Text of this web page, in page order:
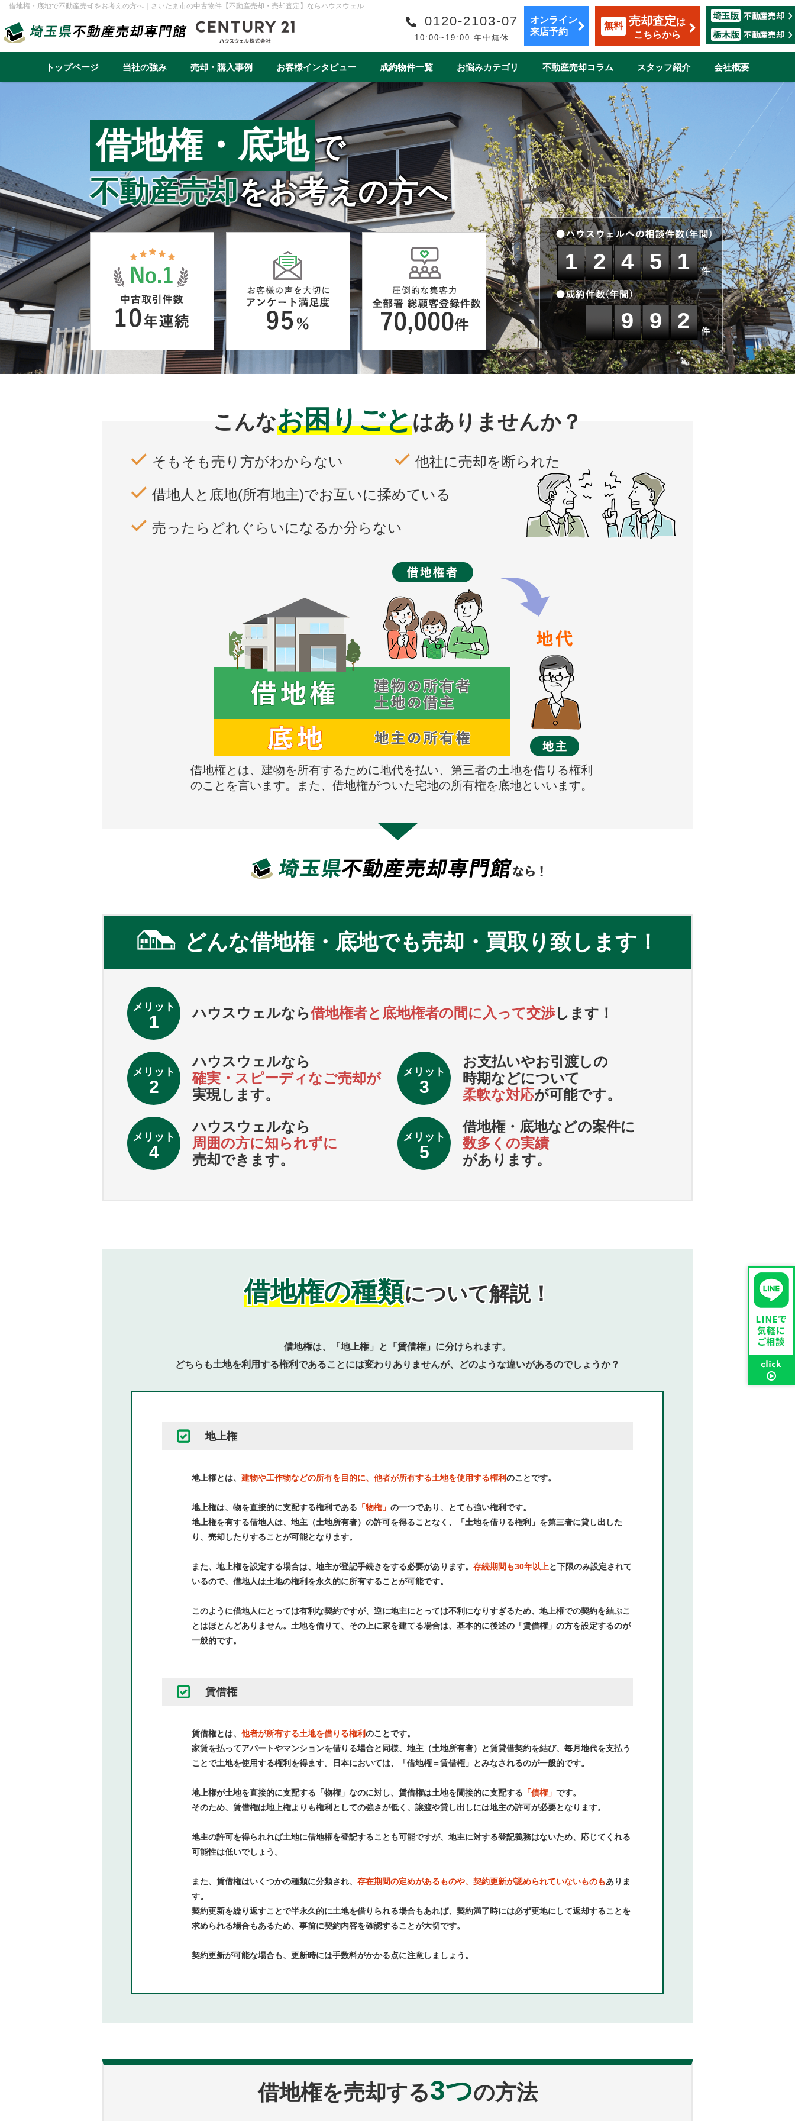
0120-2103-07
10:00~19:00 年中無休
オンライン
来店予約
無料 売却査定は
こちらから
借地権・底地で不動産売却をお考えの方へ｜さいたま市の中古物件【不動産売却・売却査定】ならハウスウェル
トップページ 当社の強み
実績と高い集客力 早く高く売るための売却戦略 ワンストップサービス 安心の買取保障制度 売却後も安心のサポート
売却・購入事例
不動産購入事例一覧
マンション 土地 一棟アパート 一棟マンション テラスハウス
さいたま市 川越市 越谷市 上尾市 戸田市 春日部市 白岡市 蓮田市 伊奈町 三郷市 吉川市
草加市 ふじみ野市 桶川市 朝霞市 志木市 鴻巣市 所沢市 新座市
杉戸町 八潮市 和光市 所沢市 狭山市
栃木県 鹿沼市
お客様インタビュー 成約物件一覧 お悩みカテゴリ
再建築不可 リースバック リフォーム 借地・底地 相続 離婚 空き家 割賦販売 転勤（マンション）
転勤（戸建て） 介護・老後資金 任意売却 1year1coin（ワンイヤーワンコイン） 老後の暮らしをデザイン
不動産売却コラム スタッフ紹介
スタッフ紹介一覧 スタッフインタビュー一覧
会社概要
借地権・底地で
不動産売却をお考えの方へ
12451
992
こんなお困りごとはありませんか？
そもそも売り方がわからない 他社に売却を断られた
借地人と底地(所有地主)でお互いに揉めている
売ったらどれぐらいになるか分らない
借地権とは、建物を所有するために地代を払い、第三者の土地を借りる権利
のことを言います。また、借地権がついた宅地の所有権を底地といいます。
どんな借地権・底地でも売却・買取り致します！
メリット
1 ハウスウェルなら借地権者と底地権者の間に入って交渉します！
メリット
2
ハウスウェルなら
確実・スピーディなご売却が
実現します。
メリット
3
お支払いやお引渡しの
時期などについて
柔軟な対応が可能です。
メリット
4
ハウスウェルなら
周囲の方に知られずに
売却できます。
メリット
5
借地権・底地などの案件に
数多くの実績
があります。
借地権の種類について解説！
借地権は、「地上権」と「賃借権」に分けられます。
どちらも土地を利用する権利であることには変わりありませんが、どのような違いがあるのでしょうか？
地上権
地上権とは、 建物や工作物などの所有を目的に、他者が所有する土地を使用する権利のことです。
地上権は、物を直接的に支配する権利である 「物権」 の一つであり、とても強い権利です。
地上権を有する借地人は、地主（土地所有者）の許可を得ることなく、「土地を借りる権利」を第三者に貸し出した
り、売却したりすることが可能となります。
また、地上権を設定する場合は、地主が登記手続きをする必要があります。 存続期間も30年以上と下限のみ設定されて
いるので、借地人は土地の権利を永久的に所有することが可能です。
このように借地人にとっては有利な契約ですが、逆に地主にとっては不利になりすぎるため、地上権での契約を結ぶこ
とはほとんどありません。土地を借りて、その上に家を建てる場合は、基本的に後述の「賃借権」の方を設定するのが
一般的です。
賃借権
賃借権とは、 他者が所有する土地を借りる権利のことです。
家賃を払ってアパートやマンションを借りる場合と同様、地主（土地所有者）と賃貸借契約を結び、毎月地代を支払う
ことで土地を使用する権利を得ます。日本においては、「借地権＝賃借権」とみなされるのが一般的です。
地上権が土地を直接的に支配する「物権」なのに対し、賃借権は土地を間接的に支配する 「債権」 です。
そのため、賃借権は地上権よりも権利としての強さが低く、譲渡や貸し出しには地主の許可が必要となります。
地主の許可を得られれば土地に借地権を登記することも可能ですが、地主に対する登記義務はないため、応じてくれる
可能性は低いでしょう。
また、賃借権はいくつかの種類に分類され、 存在期間の定めがあるものや、契約更新が認められていないものもありま
す。
契約更新を繰り返すことで半永久的に土地を借りられる場合もあれば、契約満了時には必ず更地にして返却することを
求められる場合もあるため、事前に契約内容を確認することが大切です。
契約更新が可能な場合も、更新時には手数料がかかる点に注意しましょう。
借地権を売却する3つの方法